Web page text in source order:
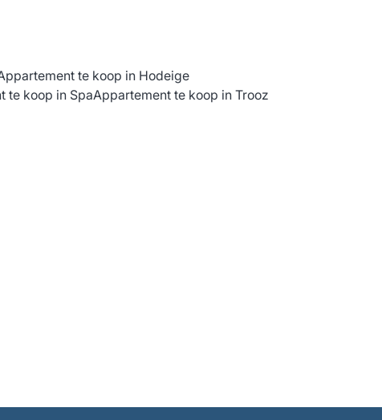
te koop in Hodeige
te koop in SpaAppartement te koop in Trooz